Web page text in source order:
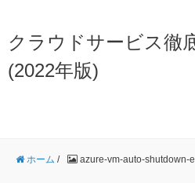
クラウドサービス徹
(2022年版)
ホーム / azure-vm-auto-shutdown-